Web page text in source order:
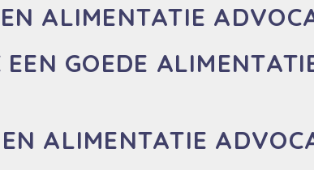
ALIMENTATIE
GOEDE
ALIMENTATIE